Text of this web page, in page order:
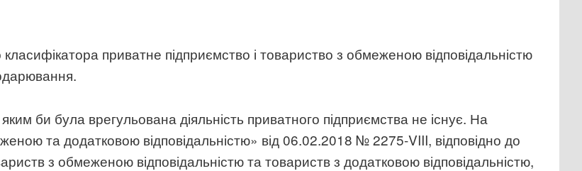
приватне підприємство і товариство з обмеженою відповідальністю
би була врегульована діяльність приватного підприємства не існує. На
та додатковою відповідальністю» від 06.02.2018 № 2275-VIII, відповідно до
з обмеженою відповідальністю та товариств з додатковою відповідальністю,